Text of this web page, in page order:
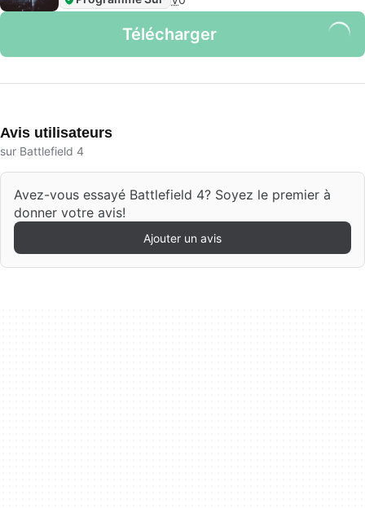
Télécharger
Avis utilisateurs
sur Battlefield 4
Avez-vous essayé Battlefield 4? Soyez le premier à
donner votre avis!
Ajouter un avis